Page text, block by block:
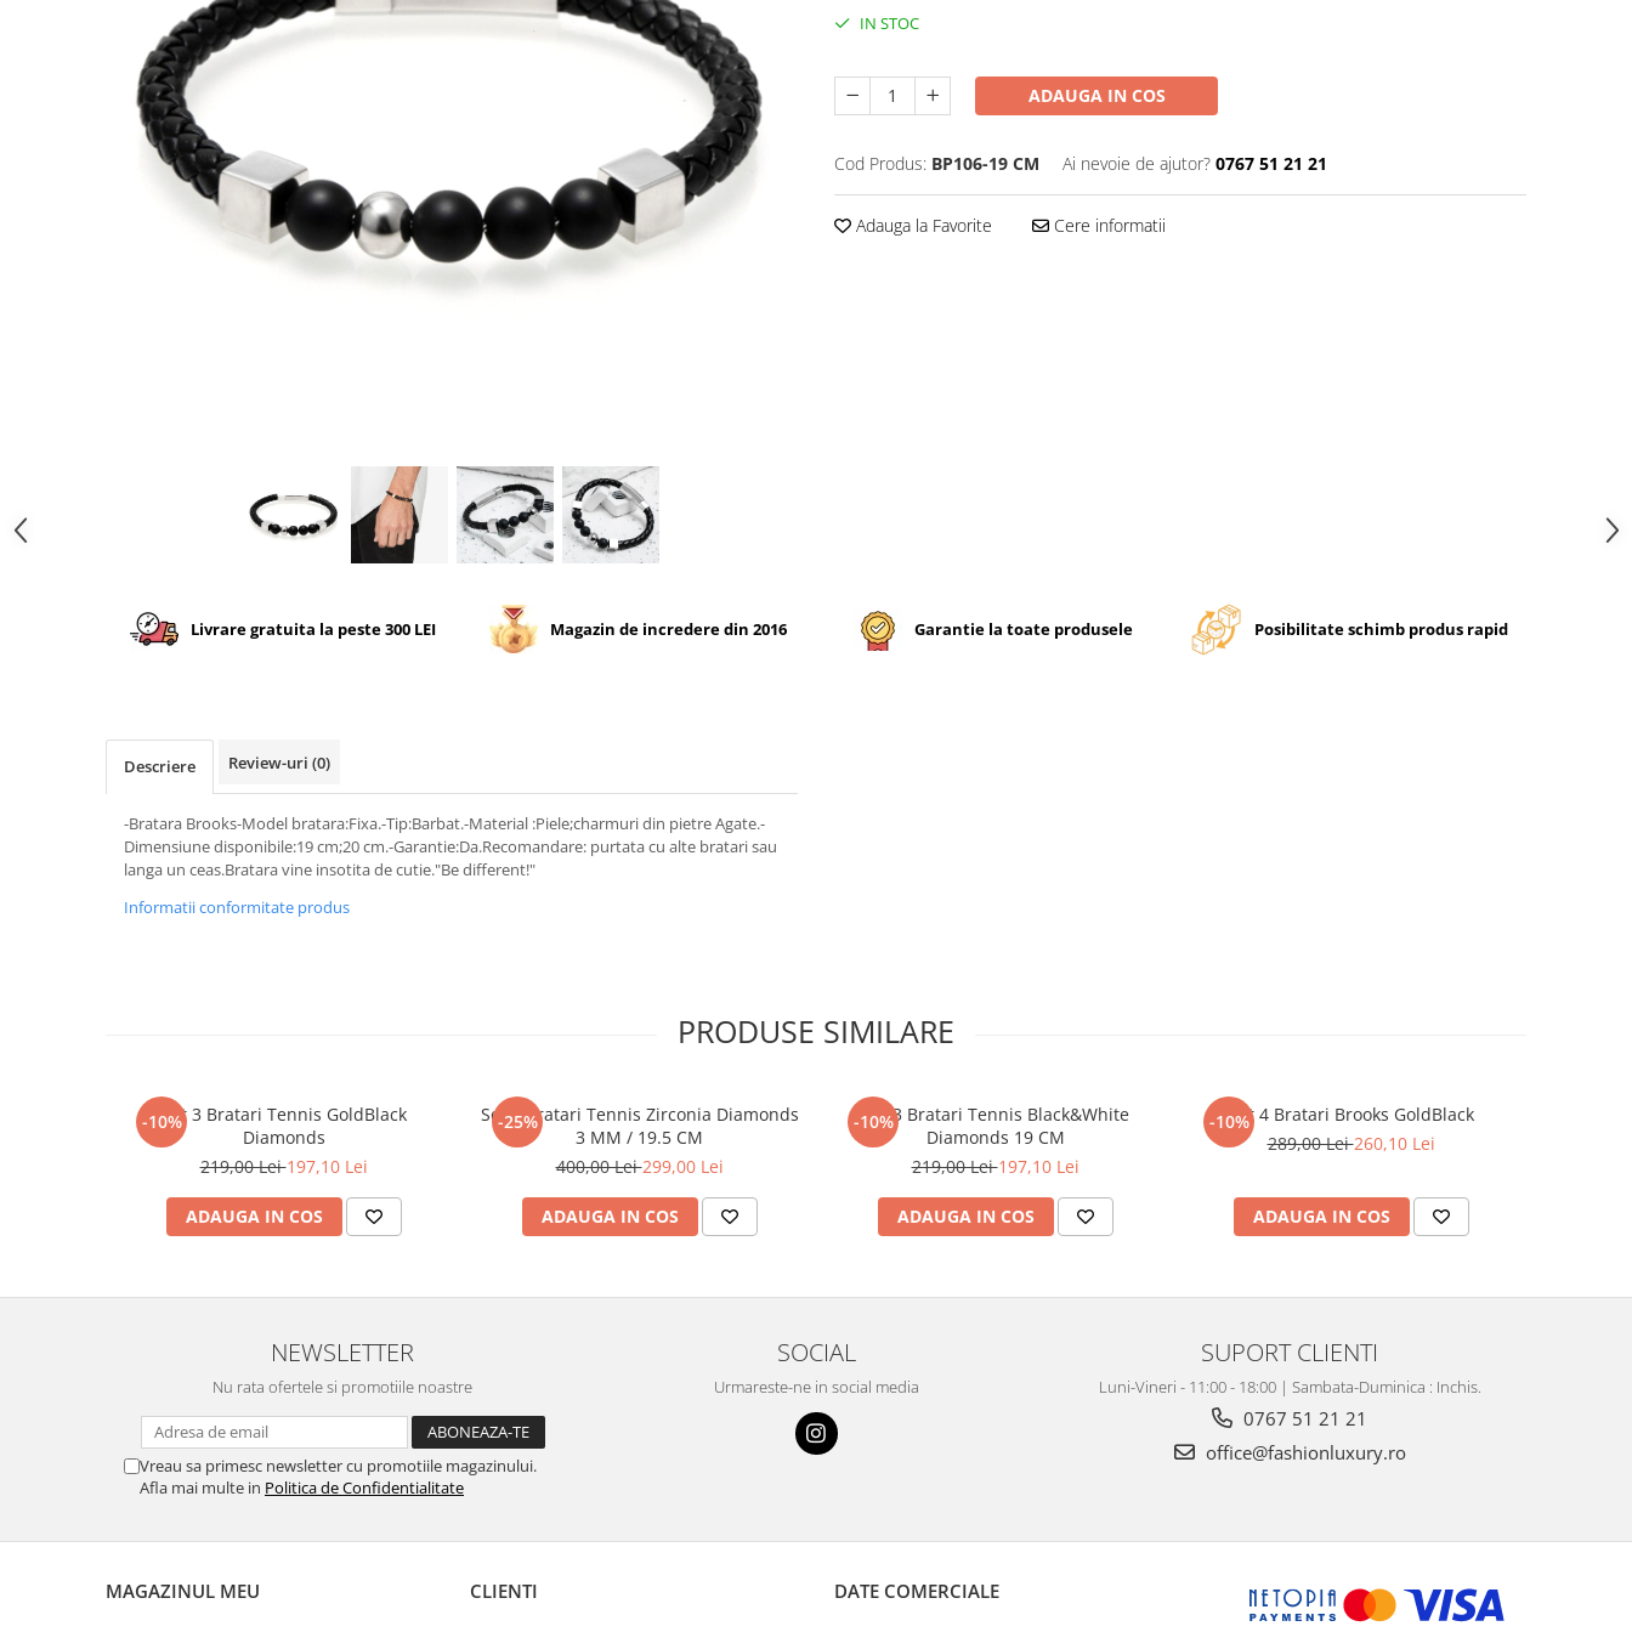
IN STOC
ADAUGA IN COS
Cod Produs: BP106-19 CM Ai nevoie de ajutor? 0767 51 21 21
Adauga la Favorite Cere informatii
Livrare gratuita la peste 300 LEI Magazin de incredere din 2016 Garantie la toate produsele Posibilitate schimb produs rapid
Descriere Review-uri (0)
-Bratara Brooks-Model bratara:Fixa.-Tip:Barbat.-Material :Piele;charmuri din pietre Agate.-
Dimensiune disponibile:19 cm;20 cm.-Garantie:Da.Recomandare: purtata cu alte bratari sau
langa un ceas.Bratara vine insotita de cutie."Be different!"
Informatii conformitate produs
PRODUSE SIMILARE
-10%Set 3 Bratari Tennis GoldBlack
Diamonds
219,00 Lei197,10 Lei
ADAUGA IN COS
-25%
Set 5 Bratari Tennis Zirconia Diamonds
3 MM / 19.5 CM
400,00 Lei299,00 Lei
ADAUGA IN COS
-10%
Set 3 Bratari Tennis Black&White
Diamonds 19 CM
219,00 Lei197,10 Lei
ADAUGA IN COS
-10%Set 4 Bratari Brooks GoldBlack
289,00 Lei260,10 Lei
ADAUGA IN COS
NEWSLETTER
Nu rata ofertele si promotiile noastre
Vreau sa primesc newsletter cu promotiile magazinului.
Afla mai multe in Politica de Confidentialitate
SOCIAL
Urmareste-ne in social media
SUPORT CLIENTI
Luni-Vineri - 11:00 - 18:00 | Sambata-Duminica : Inchis.
0767 51 21 21
office@fashionluxury.ro
MAGAZINUL MEU CLIENTI DATE COMERCIALE